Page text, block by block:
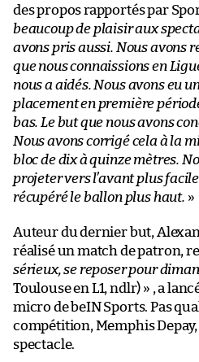
des propos rapportés par
beaucoup de plaisir aux
avons pris aussi. Nous avons
que nous connaissions en
nous a aidés. Nous avons eu
placement en première
bas. Le but que nous avons
Nous avons corrigé cela à la
bloc de dix à quinze mètres.
projeter vers l’avant plus
récupéré le ballon plus haut. »
Auteur du dernier but,
réalisé un match de patron,
sérieux, se reposer pour
Toulouse en L1, ndlr) » , a
micro de beIN Sports. Pas
compétition, Memphis
spectacle.